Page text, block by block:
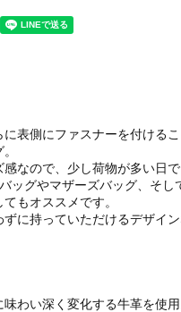
に表側にファスナーを付ける
感なので、少し荷物が多い日
ッグやマザーズバッグ、そし
もオススメです。
ずに持っていただけるデザイ
わい深く変化する牛革を使用